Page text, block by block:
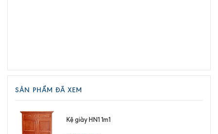
SẢN PHẨM ĐÃ XEM
Kệ giày HN1 1m1